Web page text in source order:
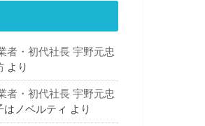
者・初代社長 宇野元忠
より
者・初代社長 宇野元忠
はノベルティ より